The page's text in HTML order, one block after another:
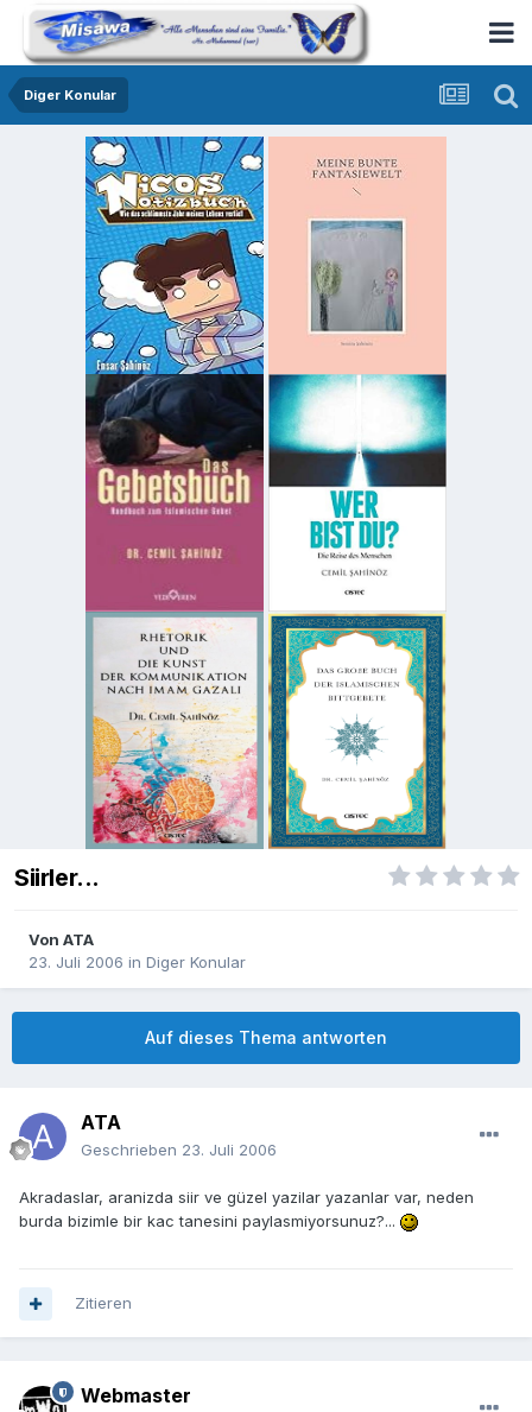
Diger Konular
Siirler...
Von ATA
23. Juli 2006 in Diger Konular
Auf dieses Thema antworten
ATA
Geschrieben 23. Juli 2006
Akradaslar, aranizda siir ve güzel yazilar yazanlar var, neden
burda bizimle bir kac tanesini paylasmiyorsunuz?...
Zitieren
Webmaster